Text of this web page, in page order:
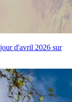
d'avril 2026 sur